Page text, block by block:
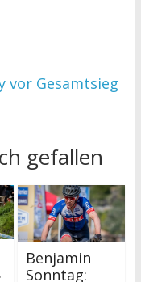
vor Gesamtsieg
gefallen
Benjamin
Sonntag: